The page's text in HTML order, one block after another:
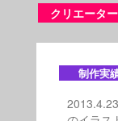
クリエーター
制作実